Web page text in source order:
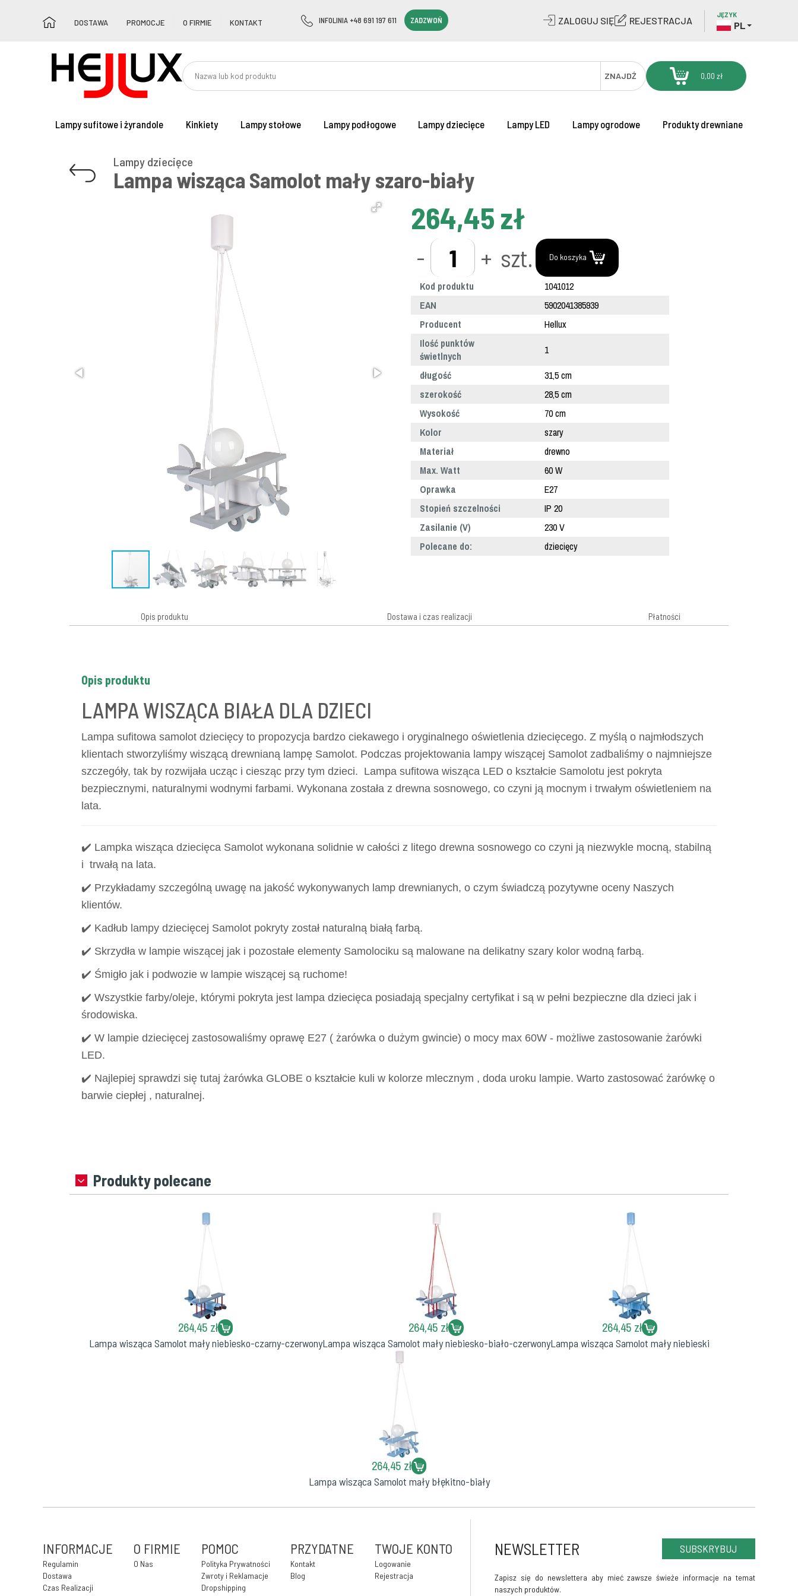
DOSTAWA PROMOCJE O FIRMIE KONTAKT INFOLINIA +48 691 197 611 ZADZWOŃ ZALOGUJ SIĘ REJESTRACJA
JĘZYK
PL
ZNAJDŹ 0,00 zł
Lampy sufitowe i żyrandole Kinkiety Lampy stołowe Lampy podłogowe Lampy dziecięce Lampy LED Lampy ogrodowe Produkty drewniane
Lampy dziecięce
Lampa wisząca Samolot mały szaro-biały
264,45 zł
- + szt. Do koszyka
Kod produktu
1041012
EAN
5902041385939
Producent
Hellux
Ilość punktów
świetlnych
1
długość
31,5 cm
szerokość
28,5 cm
Wysokość
70 cm
Kolor
szary
Materiał
drewno
Max. Watt
60 W
Oprawka
E27
Stopień szczelności
IP 20
Zasilanie (V)
230 V
Polecane do:
dziecięcy
Opis produktu Dostawa i czas realizacji Płatności
Opis produktu
LAMPA WISZĄCA BIAŁA DLA DZIECI
Lampa sufitowa samolot dziecięcy to propozycja bardzo ciekawego i oryginalnego oświetlenia dziecięcego. Z myślą o najmłodszych
klientach stworzyliśmy wiszącą drewnianą lampę Samolot. Podczas projektowania lampy wiszącej Samolot zadbaliśmy o najmniejsze
szczegóły, tak by rozwijała ucząc i ciesząc przy tym dzieci. Lampa sufitowa wisząca LED o kształcie Samolotu jest pokryta
bezpiecznymi, naturalnymi wodnymi farbami. Wykonana została z drewna sosnowego, co czyni ją mocnym i trwałym oświetleniem na
lata.
✔️ Lampka wisząca dziecięca Samolot wykonana solidnie w całości z litego drewna sosnowego co czyni ją niezwykle mocną, stabilną
i trwałą na lata.
✔️ Przykładamy szczególną uwagę na jakość wykonywanych lamp drewnianych, o czym świadczą pozytywne oceny Naszych
klientów.
✔️ Kadłub lampy dziecięcej Samolot pokryty został naturalną białą farbą.
✔️ Skrzydła w lampie wiszącej jak i pozostałe elementy Samolociku są malowane na delikatny szary kolor wodną farbą.
✔️ Śmigło jak i podwozie w lampie wiszącej są ruchome!
✔️ Wszystkie farby/oleje, którymi pokryta jest lampa dziecięca posiadają specjalny certyfikat i są w pełni bezpieczne dla dzieci jak i
środowiska.
✔️ W lampie dziecięcej zastosowaliśmy oprawę E27 ( żarówka o dużym gwincie) o mocy max 60W - możliwe zastosowanie żarówki
LED.
✔️ Najlepiej sprawdzi się tutaj żarówka GLOBE o kształcie kuli w kolorze mlecznym , doda uroku lampie. Warto zastosować żarówkę o
barwie ciepłej , naturalnej.
Produkty polecane
264,45 zł
Lampa wisząca Samolot mały niebiesko-czarny-czerwony
264,45 zł
Lampa wisząca Samolot mały niebiesko-biało-czerwony
264,45 zł
Lampa wisząca Samolot mały niebieski
264,45 zł
Lampa wisząca Samolot mały błękitno-biały
INFORMACJE
Regulamin
Dostawa
Czas Realizacji
O FIRMIE
O Nas
POMOC
Polityka Prywatności
Zwroty i Reklamacje
Dropshipping
PRZYDATNE
Kontakt
Blog
TWOJE KONTO
Logowanie
Rejestracja
NEWSLETTER SUBSKRYBUJ
Zapisz się do newslettera aby mieć zawsze świeże informacje na temat
naszych produktów.